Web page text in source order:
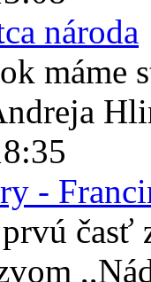
národa
máme
-
časť